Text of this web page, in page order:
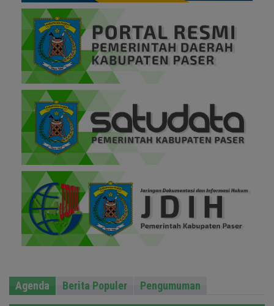
Agenda Berita Populer Pengumuman